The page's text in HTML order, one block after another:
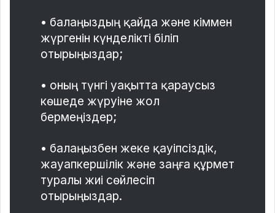
• балаңыздың қайда және кіммен
жүргенін күнделікті біліп
отырыңыздар;
• оның түнгі уақытта қараусыз
көшеде жүруіне жол
бермеңіздер;
• балаңызбен жеке қауіпсіздік,
жауапкершілік және заңға құрмет
туралы жиі сөйлесіп
отырыңыздар.